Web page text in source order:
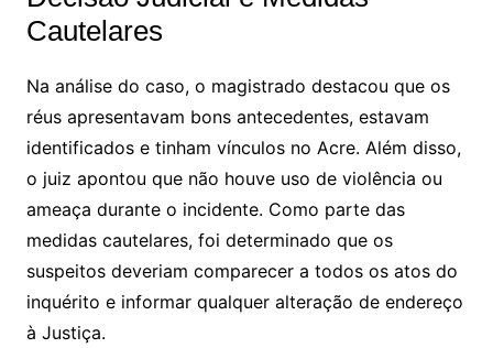
Cautelares
Na análise do caso, o magistrado destacou que os
réus apresentavam bons antecedentes, estavam
identificados e tinham vínculos no Acre. Além disso,
o juiz apontou que não houve uso de violência ou
ameaça durante o incidente. Como parte das
medidas cautelares, foi determinado que os
suspeitos deveriam comparecer a todos os atos do
inquérito e informar qualquer alteração de endereço
à Justiça.